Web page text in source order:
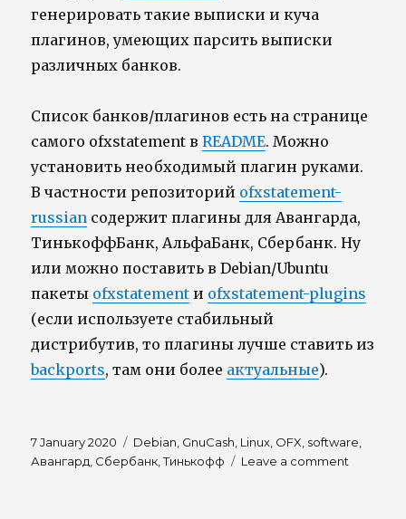
генерировать такие выписки и куча
плагинов, умеющих парсить выписки
различных банков.
Список банков/плагинов есть на странице
самого ofxstatement вREADME. Можно
установить необходимый плагин руками.
В частности репозиторий ofxstatement-
russian содержит плагины для Авангарда,
ТинькоффБанк, АльфаБанк, Сбербанк. Ну
или можно поставить в Debian/Ubuntu
пакеты ofxstatement и ofxstatement-plugins
(если используете стабильный
дистрибутив, то плагины лучше ставить из
backports, там они более актуальные).
Posted
on
7 January 2020 Tags
Debian, GnuCash, Linux, OFX, software,
Авангард, Сбербанк,Тинькофф Leave a comment